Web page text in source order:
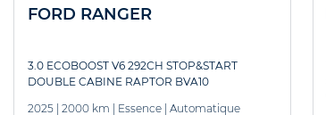
FORD RANGER
3.0 ECOBOOST V6 292CH STOP&START
DOUBLE CABINE RAPTOR BVA10
2025 2000 km Essence Automatique